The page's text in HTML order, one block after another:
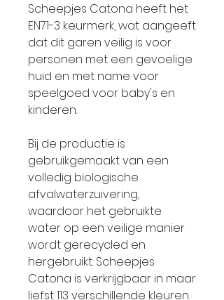
Scheepjes Catona heeft het
EN71-3 keurmerk, wat aangeeft
dat dit garen veilig is voor
personen met een gevoelige
huid en met name voor
speelgoed voor baby's en
kinderen.
Bij de productie is
gebruikgemaakt van een
volledig biologische
afvalwaterzuivering,
waardoor het gebruikte
water op een veilige manier
wordt gerecycled en
hergebruikt. Scheepjes
Catona is verkrijgbaar in maar
liefst 113 verschillende kleuren.